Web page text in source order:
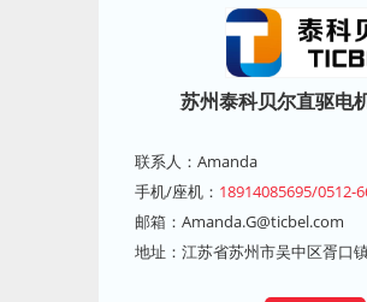
苏州泰科贝尔直驱电
联系人：Amanda
手机/座机： 18914085695/0512-
邮箱： Amanda.G@ticbel.com
地址：江苏省苏州市吴中区胥口